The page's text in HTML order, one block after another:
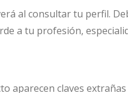
al consultar tu perfil.
a tu profesión,
aparecen claves